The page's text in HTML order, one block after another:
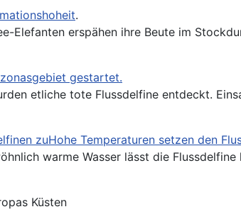
.
Elefanten erspähen ihre Beute im
gestartet.
etliche tote Flussdelfine entdeckt.
zuHohe Temperaturen setzen den
warme Wasser lässt die Flussdelfine
Küsten